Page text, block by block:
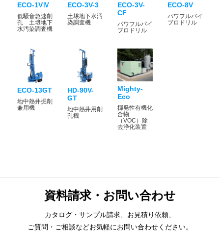
ECO-1VⅣ
低騒音急速削
孔 土壌地下
水汚染調査機
ECO-3V-3
土壌地下水汚
染調査機
ECO-3V-
CF
パワフルバイ
ブロドリル
ECO-8V
パワフルバイ
ブロドリル
ECO-13GT
地中熱井掘削
兼用機
HD-90V-
GT
地中熱井用削
孔機
Mighty-
Eco
揮発性有機化
合物
（VOC）除
去浄化装置
資料請求・お問い合わせ
カタログ・サンプル請求、お見積り依頼、
ご質問・ご相談などお気軽にお問い合わせください。